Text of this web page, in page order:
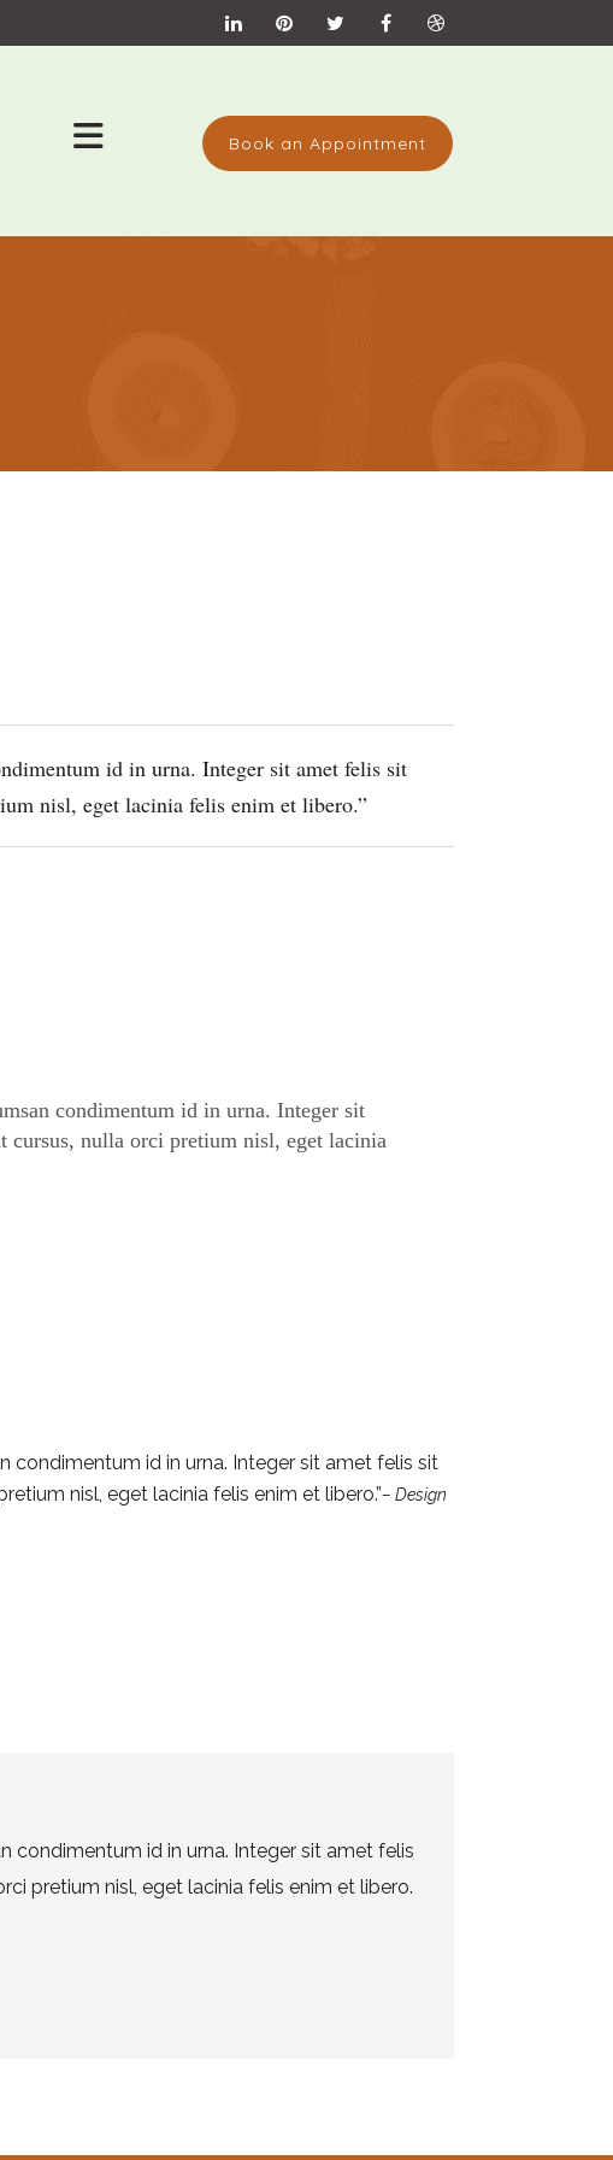
Book an Appointment
id in urna. Integer sit amet felis sit
nisl, eget lacinia felis enim et libero.
condimentum id in urna. Integer sit
cursus, nulla orci pretium nisl, eget lacinia
condimentum id in urna. Integer sit amet felis sit
nisl, eget lacinia felis enim et libero. – Design
condimentum id in urna. Integer sit amet felis
pretium nisl, eget lacinia felis enim et libero.